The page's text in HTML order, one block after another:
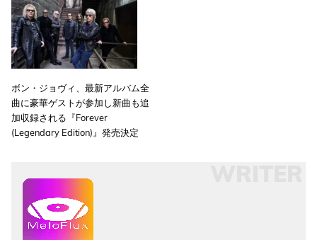
ボン・ジョヴィ、最新アルバム全
曲に豪華ゲストが参加し新曲も追
加収録される『Forever
(Legendary Edition)』発売決定